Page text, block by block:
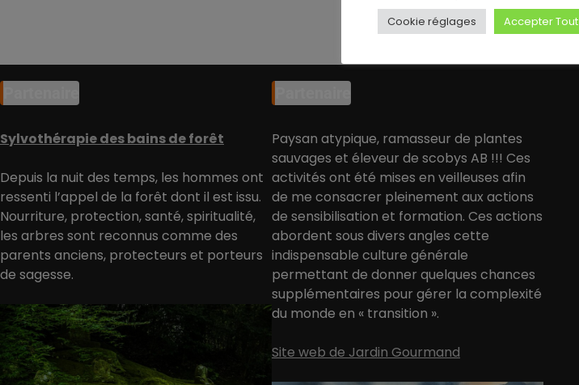
Sylvothérapie des bains de forêt
Depuis la nuit des temps, les hommes ont
ressenti l’appel de la forêt dont il est issu.
Nourriture, protection, santé, spiritualité,
les arbres sont reconnus comme des
parents anciens, protecteurs et porteurs
de sagesse.
Paysan atypique, ramasseur de plantes
sauvages et éleveur de scobys AB !!! Ces
activités ont été mises en veilleuses afin
de me consacrer pleinement aux actions
de sensibilisation et formation. Ces actions
abordent sous divers angles cette
indispensable culture générale
permettant de donner quelques chances
supplémentaires pour gérer la complexité
du monde en « transition ».
Site web de Jardin Gourmand
Cookie réglages Accepter Tout